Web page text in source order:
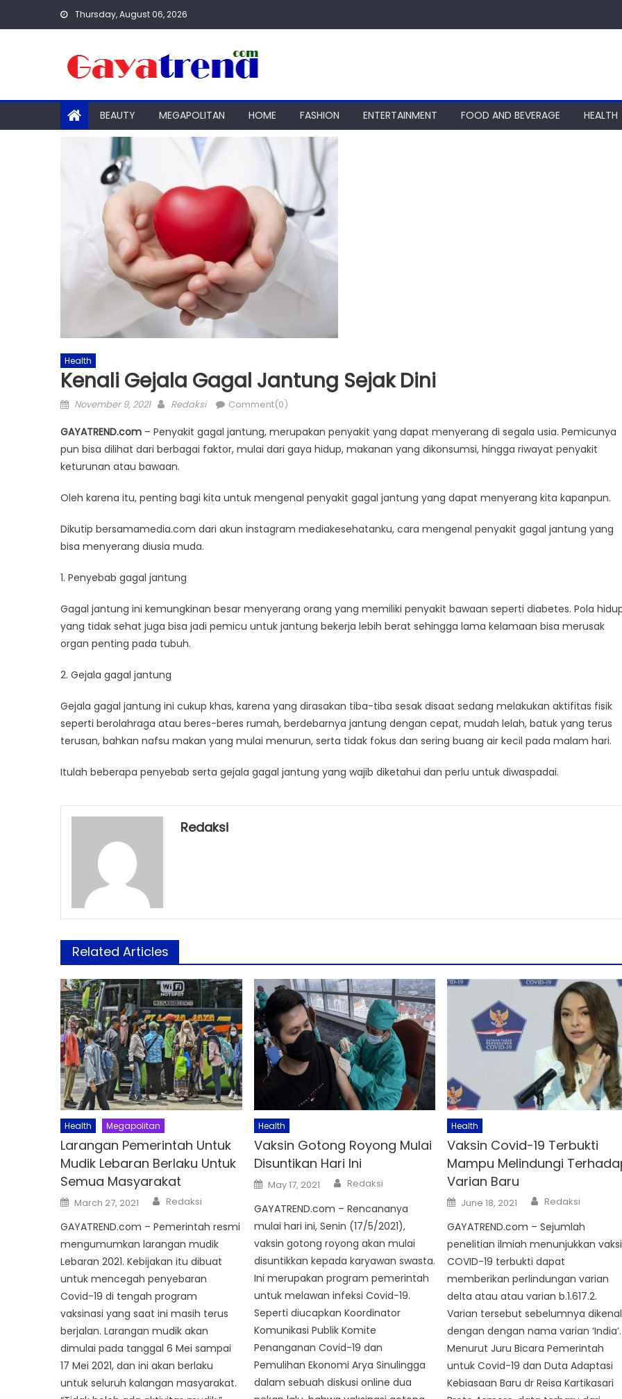
Thursday, August 06, 2026
BEAUTY MEGAPOLITAN HOME FASHION ENTERTAINMENT FOOD AND BEVERAGE HEALTH
Health
Kenali Gejala Gagal Jantung Sejak Dini
Posted
November 9, 2021 Author
Redaksi Comment(0)
GAYATREND.com – Penyakit gagal jantung, merupakan penyakit yang dapat menyerang di segala usia. Pemicunya
pun bisa dilihat dari berbagai faktor, mulai dari gaya hidup, makanan yang dikonsumsi, hingga riwayat penyakit
keturunan atau bawaan.
Oleh karena itu, penting bagi kita untuk mengenal penyakit gagal jantung yang dapat menyerang kita kapanpun.
Dikutip bersamamedia.com dari akun instagram mediakesehatanku, cara mengenal penyakit gagal jantung yang
bisa menyerang diusia muda.
1. Penyebab gagal jantung
Gagal jantung ini kemungkinan besar menyerang orang yang memiliki penyakit bawaan seperti diabetes. Pola
yang tidak sehat juga bisa jadi pemicu untuk jantung bekerja lebih berat sehingga lama kelamaan bisa merusak
organ penting pada tubuh.
2. Gejala gagal jantung
Gejala gagal jantung ini cukup khas, karena yang dirasakan tiba-tiba sesak disaat sedang melakukan aktifitas fisik
seperti berolahraga atau beres-beres rumah, berdebarnya jantung dengan cepat, mudah lelah, batuk yang terus
terusan, bahkan nafsu makan yang mulai menurun, serta tidak fokus dan sering buang air kecil pada malam hari.
Itulah beberapa penyebab serta gejala gagal jantung yang wajib diketahui dan perlu untuk diwaspadai.
Redaksi
Related Articles
Health Megapolitan
Larangan Pemerintah Untuk
Mudik Lebaran Berlaku Untuk
Semua Masyarakat
Posted
on
March 27, 2021 Author
Redaksi
GAYATREND.com – Pemerintah resmi
mengumumkan larangan mudik
Lebaran 2021. Kebijakan itu dibuat
untuk mencegah penyebaran
Covid-19 di tengah program
vaksinasi yang saat ini masih terus
berjalan. Larangan mudik akan
dimulai pada tanggal 6 Mei sampai
17 Mei 2021, dan ini akan berlaku
untuk seluruh kalangan masyarakat.
Health
Vaksin Gotong Royong Mulai
Disuntikan Hari Ini
Posted
on
May 17, 2021 Author
Redaksi
GAYATREND.com – Rencananya
mulai hari ini, Senin (17/5/2021),
vaksin gotong royong akan mulai
disuntikkan kepada karyawan swasta.
Ini merupakan program pemerintah
untuk melawan infeksi Covid-19.
Seperti diucapkan Koordinator
Komunikasi Publik Komite
Penanganan Covid-19 dan
Pemulihan Ekonomi Arya Sinulingga
dalam sebuah diskusi online dua
Health
Vaksin Covid-19 Terbukti
Mampu Melindungi
Varian Baru
Posted
on
June 18, 2021 Author
Redaksi
GAYATREND.com – Sejumlah
penelitian ilmiah menunjukkan
COVID-19 terbukti dapat
memberikan perlindungan varian
delta atau atau varian b.1.617.2.
Varian tersebut sebelumnya dikenal
dengan dengan nama varian ‘India’.
Menurut Juru Bicara Pemerintah
untuk Covid-19 dan Duta Adaptasi
Kebiasaan Baru dr Reisa Kartikasari